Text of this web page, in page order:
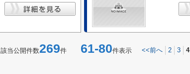
該当公開件数269件 61-80件表示 <<前へ 2 3 4